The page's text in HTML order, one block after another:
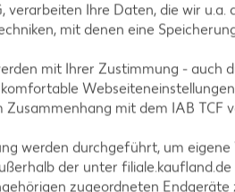
Kuvertüre geben, glatt
und in die ausgehöhlten
verarbeiten Ihre Daten, die wir
mit denen eine
mit Ihrer Zustimmung - auch
mit dem IAB TCF
werden durchgeführt, um
der unter
zugeordneten